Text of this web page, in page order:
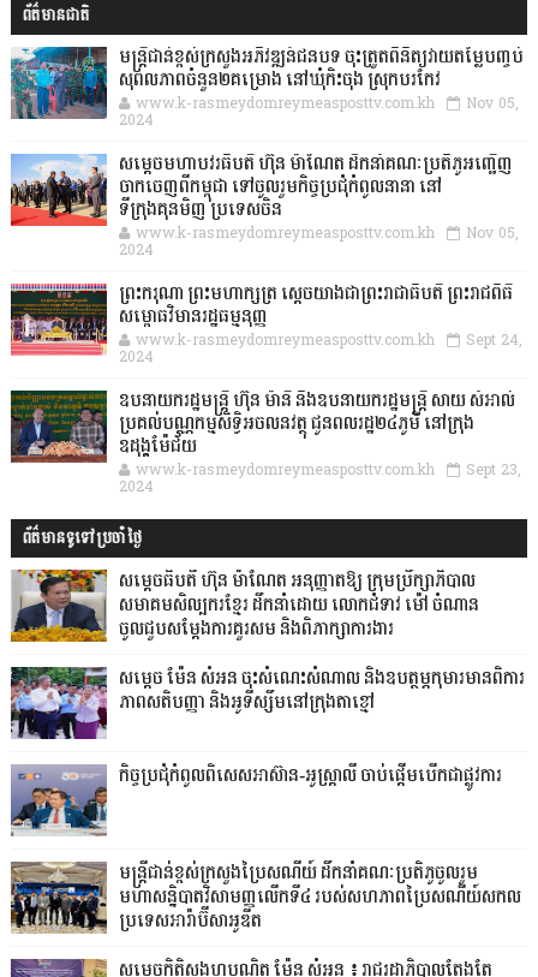
ព័ត៌មានជាតិ
មន្ត្រីជាន់ខ្ពស់ក្រសួងអភិវឌ្ឍន៍ជនបទ ចុះត្រួតពិនិត្យវាយតម្លៃបញ្ចប់
សុពលភាពចំនួន២គម្រោង នៅឃុំកិះចុង ស្រុកបរកែវ
www.k-rasmeydomreymeasposttv.com.kh Nov 05,
2024
សម្តេចមហាបវរធិបតី ហ៊ុន ម៉ាណែត ដឹកនាំគណៈប្រតិភូអញ្ជើញ
ចាកចេញពីកម្ពុជា ទៅចូលរួមកិច្ចប្រជុំកំពូលនានា នៅ
ទីក្រុងគុនមិញ ប្រទេសចិន
www.k-rasmeydomreymeasposttv.com.kh Nov 05,
2024
ព្រះករុណា ព្រះមហាក្សត្រ ស្តេចយាងជាព្រះរាជាធិបតី ព្រះរាជពិធី
សម្ពោធវិមានរដ្ឋធម្មនុញ្ញ
www.k-rasmeydomreymeasposttv.com.kh Sept 24,
2024
ឧបនាយករដ្ឋមន្ដ្រី ហ៊ុន ម៉ានី និងឧបនាយករដ្ឋមន្ដ្រី សាយ សំអាល់
ប្រគល់បណ្ណកម្មសិទ្ធិអចលនវត្ថុ ជូនពលរដ្ឋ២៤ភូមិ នៅក្រុង
ឧដុង្គម៉ែជ័យ
www.k-rasmeydomreymeasposttv.com.kh Sept 23,
2024
ព័ត៌មានទូទៅប្រចាំថ្ងៃ
សម្តេចធិបតី ហ៊ុន ម៉ាណែត អនុញ្ញាតឱ្យ ក្រុមប្រឹក្សាភិបាល
សមាគមសិល្បករខ្មែរ ដឹកនាំដោយ លោកជំទាវ ម៉ៅ ចំណាន
ចូលជួបសម្ដែងការគួរសម និងពិភាក្សាការងារ
សម្តេច ម៉ែន សំអន ចុះសំណេះសំណាល និងឧបត្ថម្ភកុមារមានពិការ
ភាពសតិបញ្ញា និងអូទីស្សឹមនៅក្រុងតាខ្មៅ
កិច្ចប្រជុំកំពូលពិសេសអាស៊ាន-អូស្ត្រាលី ចាប់ផ្តើមបើកជាផ្លូវការ
មន្ត្រីជាន់ខ្ពស់ក្រសួងប្រៃសណីយ៍ ដឹកនាំគណៈប្រតិភូចូលរួម
មហាសន្និបាតវិសាមញ្ញលើកទី៤ របស់សហភាពប្រៃសណីយ៍សកល
ប្រទេសអារ៉ាប៊ីសាអូឌីត
សម្តេចកិត្តិសង្គហបណ្ឌិត ម៉ែន សំអន ៖ រាជរដ្ឋាភិបាលតែងតែ